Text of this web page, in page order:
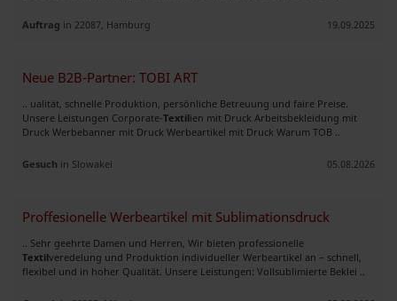
Auftrag in 22087, Hamburg 19.09.2025
Neue B2B-Partner: TOBI ART
.. ualität, schnelle Produktion, persönliche Betreuung und faire Preise.
Unsere Leistungen Corporate-Textilien mit Druck Arbeitsbekleidung mit
Druck Werbebanner mit Druck Werbeartikel mit Druck Warum TOB ..
Gesuch in Slowakei 05.08.2026
Proffesionelle Werbeartikel mit Sublimationsdruck
.. Sehr geehrte Damen und Herren, Wir bieten professionelle
Textilveredelung und Produktion individueller Werbeartikel an – schnell,
flexibel und in hoher Qualität. Unsere Leistungen: Vollsublimierte Beklei ..